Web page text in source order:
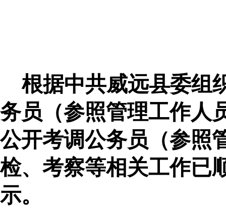
根据中共威远县委组
务员（参照管理工作人
公开考调公务员（参照
检、考察等相关工作已
示。